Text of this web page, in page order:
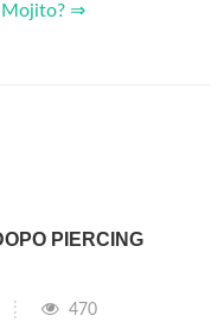
Mojito? ⇒
PIERCING
470